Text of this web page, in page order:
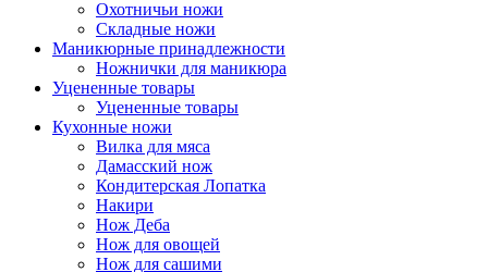
Охотничьи ножи
Складные ножи
Маникюрные принадлежности
Ножнички для маникюра
Уцененные товары
Уцененные товары
Кухонные ножи
Вилка для мяса
Дамасский нож
Кондитерская Лопатка
Накири
Нож Деба
Нож для овощей
Нож для сашими